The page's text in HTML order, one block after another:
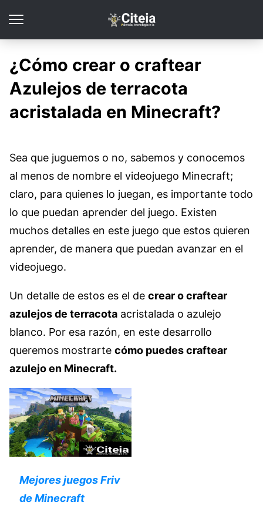
¿Cómo crear o craftear
Azulejos de terracota
acristalada en Minecraft?
Sea que juguemos o no, sabemos y conocemos
al menos de nombre el videojuego Minecraft;
claro, para quienes lo juegan, es importante todo
lo que puedan aprender del juego. Existen
muchos detalles en este juego que estos quieren
aprender, de manera que puedan avanzar en el
videojuego.
Un detalle de estos es el de crear o craftear
azulejos de terracota acristalada o azulejo
blanco. Por esa razón, en este desarrollo
queremos mostrarte cómo puedes craftear
azulejo en Minecraft.
Mejores juegos Friv
de Minecraft